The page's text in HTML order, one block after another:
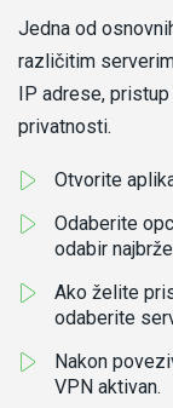
Jedna od
različitim
IP adrese,
privatnosti.
Otvorite
Odaberite
odabir
Ako želite
odaberite
Nakon
VPN aktivan.